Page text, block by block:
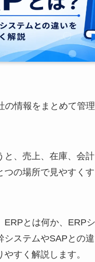
の情報をまとめて管
と、売上、在庫、会
つの場所で見やすく
ERPとは何か、ERP
システムやSAPとの
すく解説します。